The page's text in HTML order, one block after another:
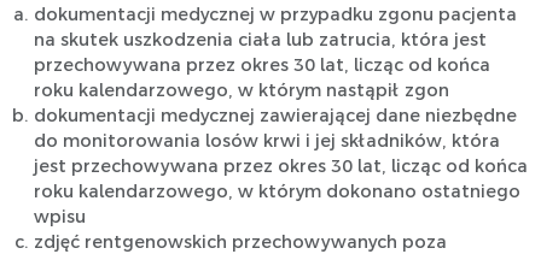
dokumentacji medycznej w przypadku zgonu pacjenta
na skutek uszkodzenia ciała lub zatrucia, która jest
przechowywana przez okres 30 lat, licząc od końca
roku kalendarzowego, w którym nastąpił zgon
dokumentacji medycznej zawierającej dane niezbędne
do monitorowania losów krwi i jej składników, która
jest przechowywana przez okres 30 lat, licząc od końca
roku kalendarzowego, w którym dokonano ostatniego
wpisu
zdjęć rentgenowskich przechowywanych poza